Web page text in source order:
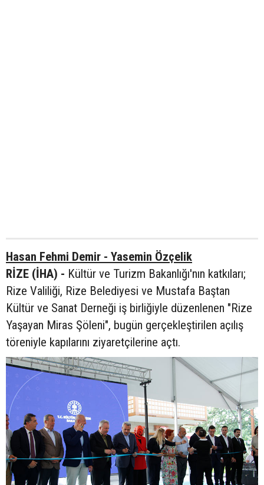
Hasan Fehmi Demir - Yasemin Özçelik
RİZE (İHA) - Kültür ve Turizm Bakanlığı'nın katkıları;
Rize Valiliği, Rize Belediyesi ve Mustafa Baştan
Kültür ve Sanat Derneği iş birliğiyle düzenlenen "Rize
Yaşayan Miras Şöleni", bugün gerçekleştirilen açılış
töreniyle kapılarını ziyaretçilerine açtı.